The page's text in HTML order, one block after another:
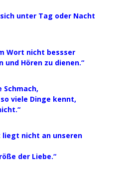
unter Tag oder Nacht
Wort nicht bessser
und Hören zu dienen.“
Schmach,
viele Dinge kennt,
liegt nicht an unseren
der Liebe.“